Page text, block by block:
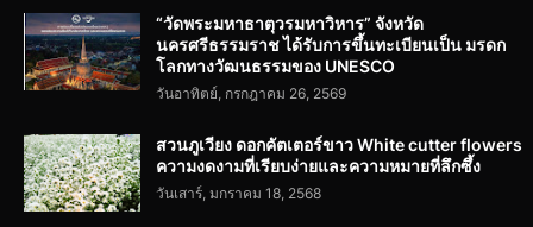
“วัดพระมหาธาตุวรมหาวิหาร” จังหวัด
นครศรีธรรมราช ได้รับการขึ้นทะเบียนเป็น มรดก
โลกทางวัฒนธรรมของ UNESCO
วันอาทิตย์, กรกฎาคม 26, 2569
สวนภูเวียง ดอกคัตเตอร์ขาว White cutter flowers
ความงดงามที่เรียบง่ายและความหมายที่ลึกซึ้ง
วันเสาร์, มกราคม 18, 2568